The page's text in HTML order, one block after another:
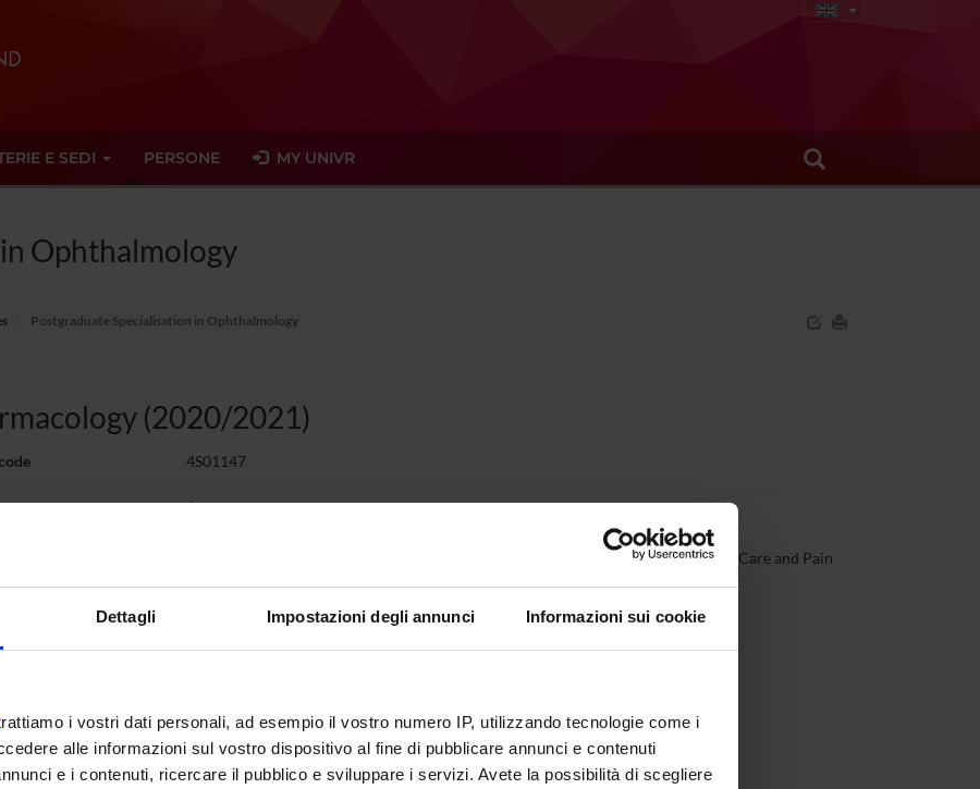
Dettagli Impostazioni degli annunci Informazioni sui cookie
i vostri dati personali, ad esempio il vostro numero IP, utilizzando tecnologie come i
alle informazioni sul vostro dispositivo al fine di pubblicare annunci e contenuti
e i contenuti, ricercare il pubblico e sviluppare i servizi. Avete la possibilità di scegliere
E SEDI PERSONE MY UNIVR
Ophthalmology
Postgraduate Specialisation in Ophthalmology
(2020/2021)
4S01147
1
(2020/2021) - Postgraduate Specialisation in Anesthesia, Reanimation, Intensive Care and Pain